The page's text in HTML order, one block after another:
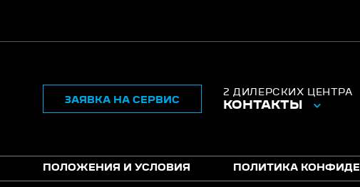
2 ДИЛЕРСКИХ ЦЕНТРА
КОНТАКТЫ
ЗАЯВКА НА СЕРВИС
ПОЛОЖЕНИЯ И УСЛОВИЯ ПОЛИТИКА